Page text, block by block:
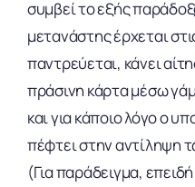
συμβεί το εξής
μετανάστης έρχεται
παντρεύεται, κάνει
πράσινη κάρτα μέσω
και για κάποιο λόγο ο
πέφτει στην αντίληψη
(Για παράδειγμα,